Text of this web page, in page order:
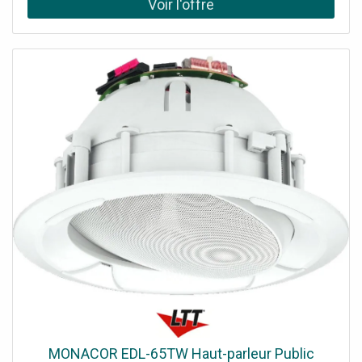
domestiques, et une classe énergétique C. Sa diffusion à
330° éclaire largement autour du point, ce qui convient
rendu des couleurs reste fidèle (IRC Ra 80). Elle rejoint
notre gamme d'ampoules E27.Un culot E27 pour un usage
professionnelElle conserve le culot E27 standard, ce qui
permet de moderniser un luminaire d'éclairage public ou
industriel existant sans changer la douille. Son corps plus
imposant qu'une ampoule classique demande un
luminaire ouvert ou suffisamment dimensionné ; vérifiez
l'espace et la ventilation avant la pose.Applications
typiquesElle vise les espaces qui réclament beaucoup de
lumière sur une grande surface. On la retrouve
notamment sur : les lanternes et mâts d'éclairage public
de voiries et parkings ; les entrepôts, ateliers et halls
industriels de grande hauteur ; les hangars agricoles,
granges et locaux techniques ; les cours, préaux et zones
de stockage extérieures couvertes. Efficacité et
économiesÀ 28W pour l'équivalent de 196W, elle remplace
une ancienne source à décharge ou une ampoule
industrielle très gourmande en divisant la consommation.
MONACOR EDL-65TW Haut-parleur Public